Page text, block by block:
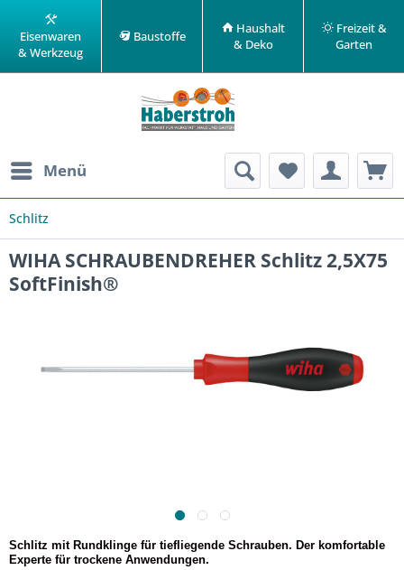
Eisenwaren
& Werkzeug
Baustoffe
Haushalt
& Deko
Freizeit &
Garten
Menü
Schlitz
WIHA SCHRAUBENDREHER Schlitz 2,5X75
SoftFinish®
Schlitz mit Rundklinge für tiefliegende Schrauben. Der komfortable
Experte für trockene Anwendungen.